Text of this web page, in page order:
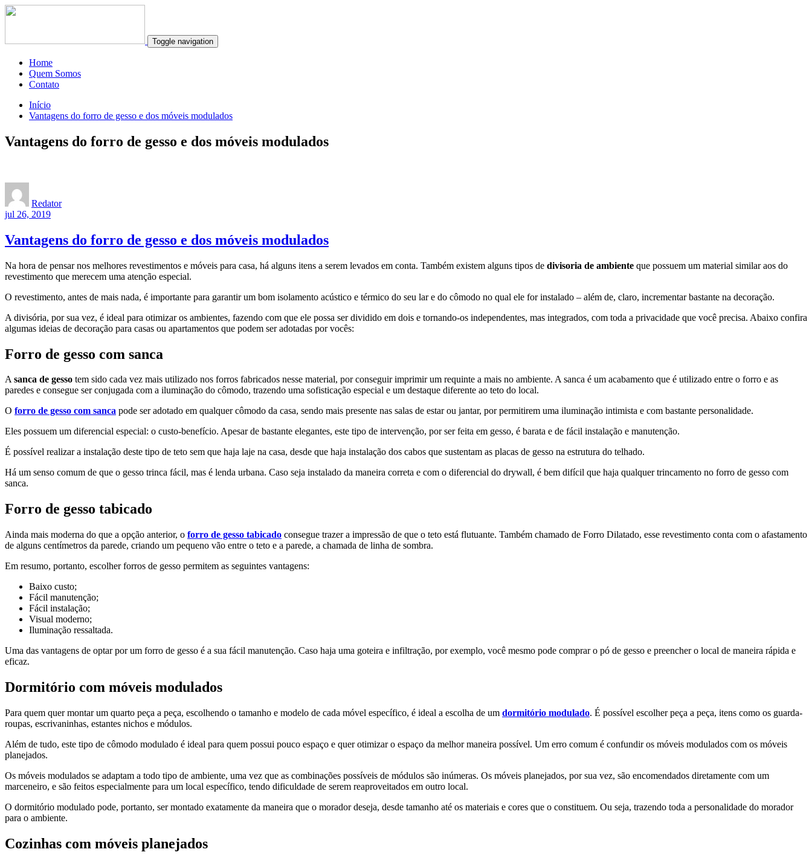
Toggle navigation
Home
Quem Somos
Contato
Início
Vantagens do forro de gesso e dos móveis modulados
Vantagens do forro de gesso e dos móveis modulados
Redator
jul 26, 2019
Vantagens do forro de gesso e dos móveis modulados
Na hora de pensar nos melhores revestimentos e móveis para casa, há alguns itens a serem levados em conta. Também existem alguns tipos de divisoria de ambiente que possuem um material similar aos do
revestimento que merecem uma atenção especial.
O revestimento, antes de mais nada, é importante para garantir um bom isolamento acústico e térmico do seu lar e do cômodo no qual ele for instalado – além de, claro, incrementar bastante na decoração.
A divisória, por sua vez, é ideal para otimizar os ambientes, fazendo com que ele possa ser dividido em dois e tornando-os independentes, mas integrados, com toda a privacidade que você precisa. Abaixo confira
algumas ideias de decoração para casas ou apartamentos que podem ser adotadas por vocês:
Forro de gesso com sanca
Asanca de gesso tem sido cada vez mais utilizado nos forros fabricados nesse material, por conseguir imprimir um requinte a mais no ambiente. A sanca é um acabamento que é utilizado entre o forro e as
paredes e consegue ser conjugada com a iluminação do cômodo, trazendo uma sofisticação especial e um destaque diferente ao teto do local.
O forro de gesso com sanca pode ser adotado em qualquer cômodo da casa, sendo mais presente nas salas de estar ou jantar, por permitirem uma iluminação intimista e com bastante personalidade.
Eles possuem um diferencial especial: o custo-benefício. Apesar de bastante elegantes, este tipo de intervenção, por ser feita em gesso, é barata e de fácil instalação e manutenção.
É possível realizar a instalação deste tipo de teto sem que haja laje na casa, desde que haja instalação dos cabos que sustentam as placas de gesso na estrutura do telhado.
Há um senso comum de que o gesso trinca fácil, mas é lenda urbana. Caso seja instalado da maneira correta e com o diferencial do drywall, é bem difícil que haja qualquer trincamento no forro de gesso com
sanca.
Forro de gesso tabicado
Ainda mais moderna do que a opção anterior, o forro de gesso tabicado consegue trazer a impressão de que o teto está flutuante. Também chamado de Forro Dilatado, esse revestimento conta com o afastamento
de alguns centímetros da parede, criando um pequeno vão entre o teto e a parede, a chamada de linha de sombra.
Em resumo, portanto, escolher forros de gesso permitem as seguintes vantagens:
Baixo custo;
Fácil manutenção;
Fácil instalação;
Visual moderno;
Iluminação ressaltada.
Uma das vantagens de optar por um forro de gesso é a sua fácil manutenção. Caso haja uma goteira e infiltração, por exemplo, você mesmo pode comprar o pó de gesso e preencher o local de maneira rápida e
eficaz.
Dormitório com móveis modulados
Para quem quer montar um quarto peça a peça, escolhendo o tamanho e modelo de cada móvel específico, é ideal a escolha de um dormitório modulado. É possível escolher peça a peça, itens como os guarda-
roupas, escrivaninhas, estantes nichos e módulos.
Além de tudo, este tipo de cômodo modulado é ideal para quem possui pouco espaço e quer otimizar o espaço da melhor maneira possível. Um erro comum é confundir os móveis modulados com os móveis
planejados.
Os móveis modulados se adaptam a todo tipo de ambiente, uma vez que as combinações possíveis de módulos são inúmeras. Os móveis planejados, por sua vez, são encomendados diretamente com um
marceneiro, e são feitos especialmente para um local específico, tendo dificuldade de serem reaproveitados em outro local.
O dormitório modulado pode, portanto, ser montado exatamente da maneira que o morador deseja, desde tamanho até os materiais e cores que o constituem. Ou seja, trazendo toda a personalidade do morador
para o ambiente.
Cozinhas com móveis planejados